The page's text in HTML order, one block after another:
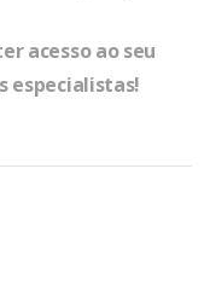
acesso ao seu
especialistas!